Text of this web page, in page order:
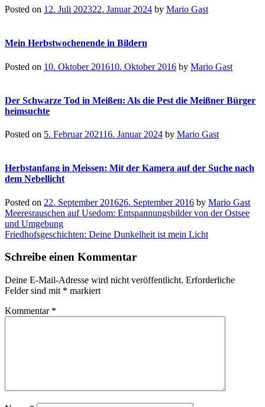
Posted on 12. Juli 202322. Januar 2024 by Mario Gast
Mein Herbstwochenende in Bildern
Posted on 10. Oktober 201610. Oktober 2016 by Mario Gast
Der Schwarze Tod in Meißen: Als die Pest die Meißner Bürger
heimsuchte
Posted on 5. Februar 202116. Januar 2024 by Mario Gast
Herbstanfang in Meissen: Mit der Kamera auf der Suche nach
dem Nebellicht
Posted on 22. September 201626. September 2016 by Mario Gast
Beitragsnavigation
Meeresrauschen auf Usedom: Entspannungsbilder von der Ostsee
und Umgebung
Friedhofsgeschichten: Deine Dunkelheit ist mein Licht
Schreibe einen Kommentar
Deine E-Mail-Adresse wird nicht veröffentlicht. Erforderliche
Felder sind mit * markiert
Kommentar *